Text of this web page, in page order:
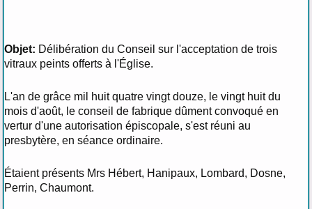
Objet: Délibération du Conseil sur l'acceptation de trois
vitraux peints offerts à l'Église.
L'an de grâce mil huit quatre vingt douze, le vingt huit du
mois d'août, le conseil de fabrique dûment convoqué en
vertur d'une autorisation épiscopale, s'est réuni au
presbytère, en séance ordinaire.
Étaient présents Mrs Hébert, Hanipaux, Lombard, Dosne,
Perrin, Chaumont.